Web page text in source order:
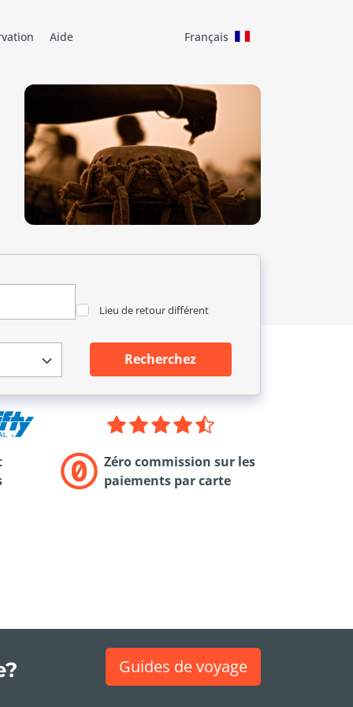
Aide Français
Lieu de retour différent
Recherchez
Zéro commission sur les
paiements par carte
Guides de voyage